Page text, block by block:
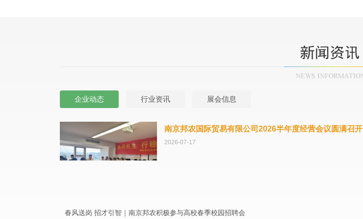
企业动态 行业资讯 展会信息
南京邦农国际贸易有限公司2026半年度经营会议圆满召开
2026-07-17
春风送岗 招才引智｜南京邦农积极参与高校春季校园招聘会